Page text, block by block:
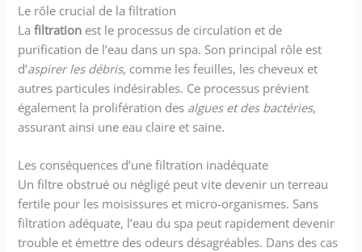
Le rôle crucial de la filtration
Lafiltration est le processus de circulation et de
purification de l’eau dans un spa. Son principal rôle est
d’aspirer les débris, comme les feuilles, les cheveux et
autres particules indésirables. Ce processus prévient
également la prolifération des algues et des bactéries,
assurant ainsi une eau claire et saine.
Les conséquences d’une filtration inadéquate
Un filtre obstrué ou négligé peut vite devenir un terreau
fertile pour les moisissures et micro-organismes. Sans
filtration adéquate, l’eau du spa peut rapidement devenir
trouble et émettre des odeurs désagréables. Dans des cas